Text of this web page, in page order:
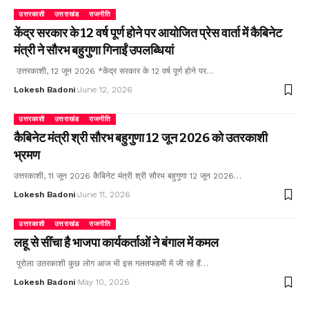
उत्तरकाशी उत्तराखंड राजनीति
केंद्र सरकार के 12 वर्ष पूर्ण होने पर आयोजित प्रेस वार्ता में कैबिनेट
मंत्री ने सौरभ बहुगुणा गिनाईं उपलब्धियां
उत्तरकाशी, 12 जून 2026 *केंद्र सरकार के 12 वर्ष पूर्ण होने पर…
Lokesh Badoni June 12, 2026
उत्तरकाशी उत्तराखंड राजनीति
कैबिनेट मंत्री श्री सौरभ बहुगुणा 12 जून 2026 को उतरकाशी
भ्रमण
उत्तरकाशी, 11 जून 2026 कैबिनेट मंत्री श्री सौरभ बहुगुणा 12 जून 2026…
Lokesh Badoni June 11, 2026
उत्तरकाशी उत्तराखंड राजनीति
लहू से सींचा है भाजपा कार्यकर्ताओं ने बंगाल में कमल
पुरोला उतरकाशी कुछ लोग आज भी इस गलतफहमी में जी रहे हैं…
Lokesh Badoni May 10, 2026